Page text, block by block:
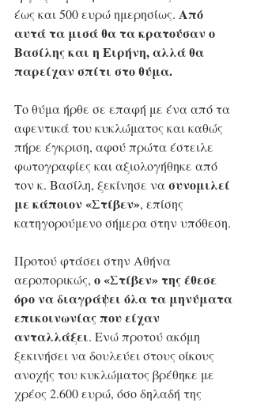
έως και 500 ευρώ ημερησίως. Από
αυτά τα μισά θα τα κρατούσαν ο
Βασίλης και η Ειρήνη, αλλά θα
παρείχαν σπίτι στο θύμα.
Το θύμα ήρθε σε επαφή με ένα από τα
αφεντικά του κυκλώματος και καθώς
πήρε έγκριση, αφού πρώτα έστειλε
φωτογραφίες και αξιολογήθηκε από
τον κ. Βασίλη, ξεκίνησε να συνομιλεί
με κάποιον «Στίβεν», επίσης
κατηγορούμενο σήμερα στην υπόθεση.
Προτού φτάσει στην Αθήνα
αεροπορικώς, ο «Στίβεν» της έθεσε
όρο να διαγράψει όλα τα μηνύματα
επικοινωνίας που είχαν
ανταλλάξει. Ενώ προτού ακόμη
ξεκινήσει να δουλεύει στους οίκους
ανοχής του κυκλώματος βρέθηκε με
χρέος 2.600 ευρώ, όσο δηλαδή της